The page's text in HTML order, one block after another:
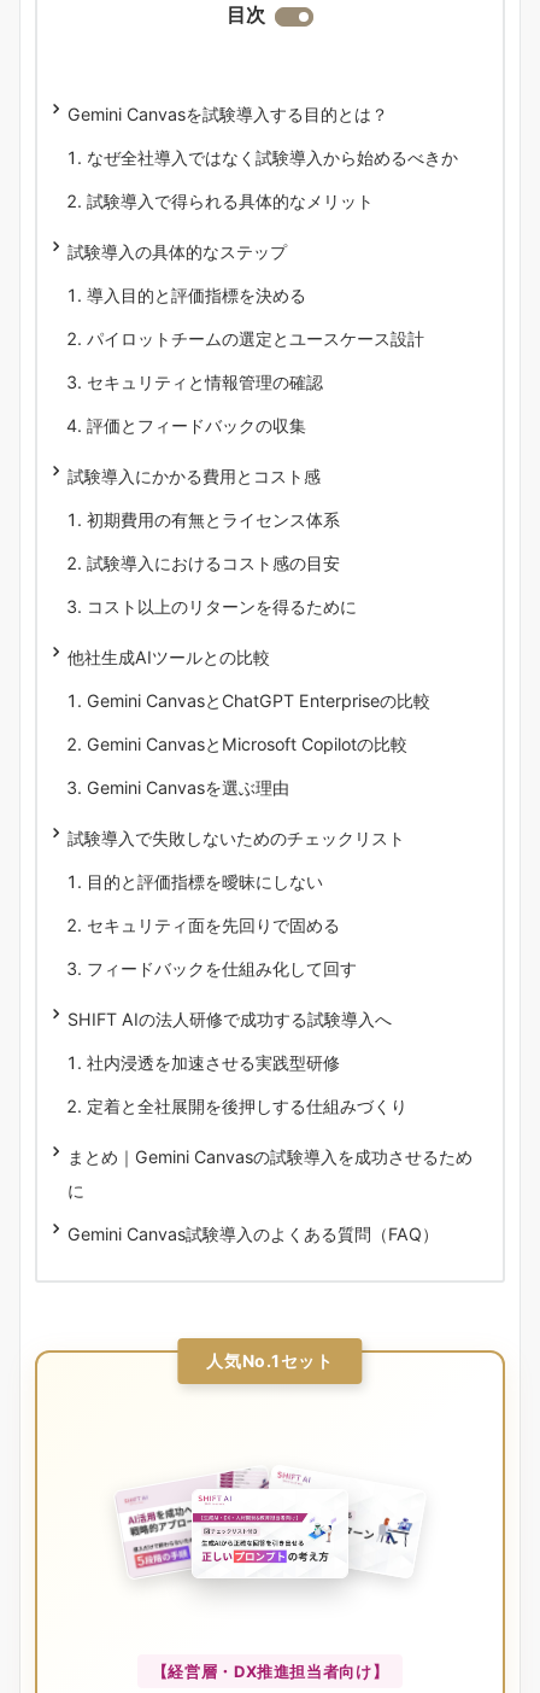
目次
Gemini Canvasを試験導入する目的とは？
なぜ全社導入ではなく試験導入から始めるべきか
試験導入で得られる具体的なメリット
試験導入の具体的なステップ
導入目的と評価指標を決める
パイロットチームの選定とユースケース設計
セキュリティと情報管理の確認
評価とフィードバックの収集
試験導入にかかる費用とコスト感
初期費用の有無とライセンス体系
試験導入におけるコスト感の目安
コスト以上のリターンを得るために
他社生成AIツールとの比較
Gemini CanvasとChatGPT Enterpriseの比較
Gemini CanvasとMicrosoft Copilotの比較
Gemini Canvasを選ぶ理由
試験導入で失敗しないためのチェックリスト
目的と評価指標を曖昧にしない
セキュリティ面を先回りで固める
フィードバックを仕組み化して回す
SHIFT AIの法人研修で成功する試験導入へ
社内浸透を加速させる実践型研修
定着と全社展開を後押しする仕組みづくり
まとめ｜Gemini Canvasの試験導入を成功させるため
に
Gemini Canvas試験導入のよくある質問（FAQ）
人気No.1セット
【経営層・DX推進担当者向け】